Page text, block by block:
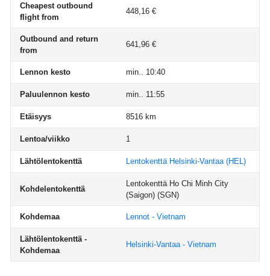
Cheapest outbound
flight from
448,16 €
Outbound and return
from
641,96 €
Lennon kesto min.. 10:40
Paluulennon kesto min.. 11:55
Etäisyys 8516 km
Lentoa/viikko 1
Lähtölentokenttä Lentokenttä Helsinki-Vantaa (HEL)
Kohdelentokenttä
Lentokenttä Ho Chi Minh City
(Saigon) (SGN)
Kohdemaa Lennot - Vietnam
Lähtölentokenttä -
Kohdemaa
Helsinki-Vantaa - Vietnam